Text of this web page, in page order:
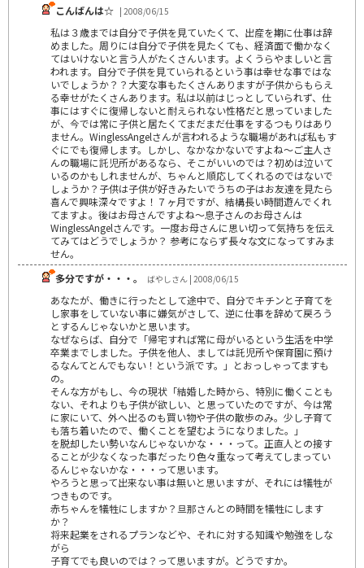
こんばんは☆ | 2008/06/15
私は３歳までは自分で子供を見ていたくて、出産を期に仕事は辞
めました。周りには自分で子供を見たくても、経済面で働かなく
てはいけないと言う人がたくさんいます。よくうらやましいと言
われます。自分で子供を見ていられるという事は幸せな事ではな
いでしょうか？？大変な事もたくさんありますが子供からもらえ
る幸せがたくさんあります。私は以前はじっとしていられず、仕
事にはすぐに復帰しないと耐えられない性格だと思っていました
が、今では常に子供と居たくてまだまだ仕事をするつもりはあり
ません。WinglessAngelさんが言われるような職場があれば私もす
ぐにでも復帰します。しかし、なかなかないですよね～ご主人さ
んの職場に託児所があるなら、そこがいいのでは？初めは泣いて
いるのかもしれませんが、ちゃんと順応してくれるのではないで
しょうか？子供は子供が好きみたいでうちの子はお友達を見たら
喜んで興味深々ですよ！７ヶ月ですが、結構長い時間遊んでくれ
てますよ。後はお母さんですよね～息子さんのお母さんは
WinglessAngelさんです。一度お母さんに思い切って気持ちを伝え
てみてはどうでしょうか？ 参考にならず長々な文になってすみま
せん。
多分ですが・・・。
ばやしさん | 2008/06/15
あなたが、働きに行ったとして途中で、自分でキチンと子育てを
し家事をしていない事に嫌気がさして、逆に仕事を辞めて戻ろう
とするんじゃないかと思います。
なぜならば、自分で「帰宅すれば常に母がいるという生活を中学
卒業までしました。子供を他人、ましては託児所や保育園に預け
るなんてとんでもない！という派です。」とおっしゃってますも
の。
そんな方がもし、今の現状「結婚した時から、特別に働くことも
ない、それよりも子供が欲しい、と思っていたのですが、今は常
に家にいて、外へ出るのも買い物や子供の散歩のみ。少し子育て
も落ち着いたので、働くことを望むようになりました。」
を脱却したい勢いなんじゃないかな・・・って。正直人との接す
ることが少なくなった事だったり色々重なって考えてしまってい
るんじゃないかな・・・って思います。
やろうと思って出来ない事は無いと思いますが、それには犠牲が
つきものです。
赤ちゃんを犠牲にしますか？旦那さんとの時間を犠牲にします
か？
将来起業をされるプランなどや、それに対する知識や勉強をしな
がら
子育てでも良いのでは？って思いますが。どうですか。